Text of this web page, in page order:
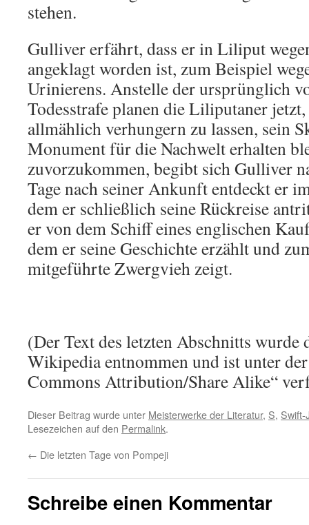
stehen.
Gulliver erfährt, dass er in Liliput
angeklagt worden ist, zum Beispiel
Urinierens. Anstelle der ursprünglich
Todesstrafe planen die Liliputaner
allmählich verhungern zu lassen, sein
Monument für die Nachwelt erhalten
zuvorzukommen, begibt sich Gulliver
Tage nach seiner Ankunft entdeckt er
dem er schließlich seine Rückreise
er von dem Schiff eines englischen
dem er seine Geschichte erzählt und
mitgeführte Zwergvieh zeigt.
(Der Text des letzten Abschnitts wurde
Wikipedia entnommen und ist unter
Commons Attribution/Share Alike“
Dieser Beitrag wurde unter Meisterwerke der Literatur, S, Swift-
Lesezeichen auf den Permalink.
← Die letzten Tage von Pompeji
Schreibe einen Kommentar